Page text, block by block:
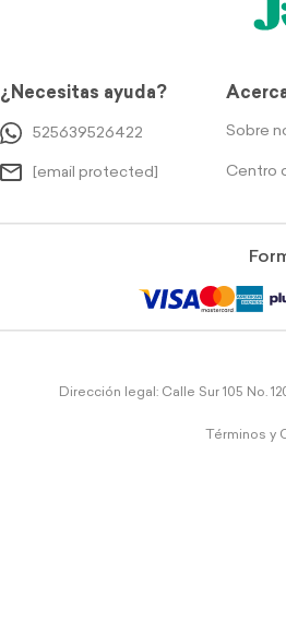
¿Necesitas ayuda?
525639526422
[email protected]
Sobre
Centro
Dirección legal: Calle Sur 105 No.
Términos y